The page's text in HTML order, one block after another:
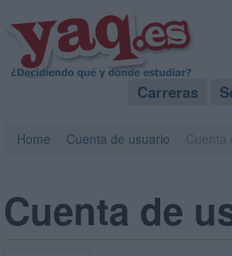
Carreras
Home Cuenta de usuario
Cuenta de